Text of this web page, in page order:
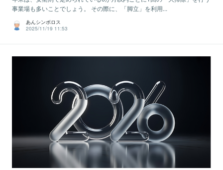
事業場も多いことでしょう。 その際に、「脚立」を利用...
あんシンボロス
2025/11/19 11:53